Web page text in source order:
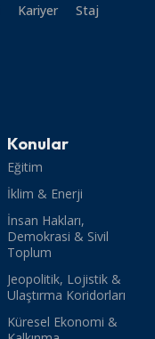
Kariyer
Staj
Konular
Eğitim
İklim & Enerji
İnsan Hakları,
Demokrasi & Sivil
Toplum
Jeopolitik, Lojistik &
Ulaştırma Koridorları
Küresel Ekonomi &